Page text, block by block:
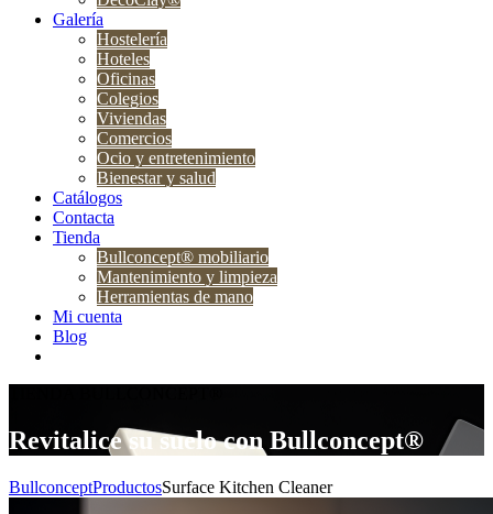
Galería
Hostelería
Hoteles
Oficinas
Colegios
Viviendas
Comercios
Ocio y entretenimiento
Bienestar y salud
Catálogos
Contacta
Tienda
Bullconcept® mobiliario
Mantenimiento y limpieza
Herramientas de mano
Mi cuenta
Blog
Revitalice su suelo con Bullconcept®
BullconceptProductosSurface Kitchen Cleaner